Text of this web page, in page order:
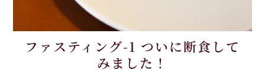
ファスティング-1 ついに断食して
みました！